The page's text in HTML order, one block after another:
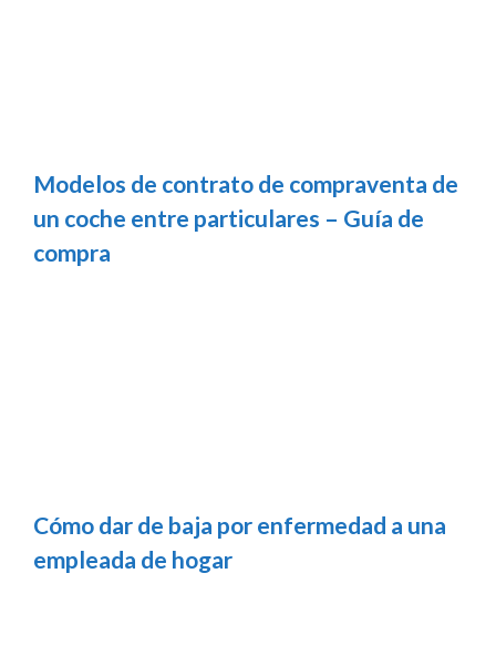
Modelos de contrato de compraventa de
un coche entre particulares – Guía de
compra
Cómo dar de baja por enfermedad a una
empleada de hogar